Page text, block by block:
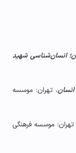
انسان­‌شناسی شهید
، تهران: موسسه
تهران: موسسه فرهنگی